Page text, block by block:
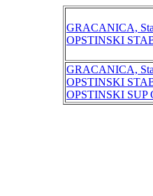
GRACANICA,
OPSTINSKI
GRACANICA,
OPSTINSKI
OPSTINSKI SUP